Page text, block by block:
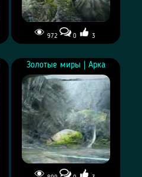
972 0 3
Андромеды
Золотые миры | Арка